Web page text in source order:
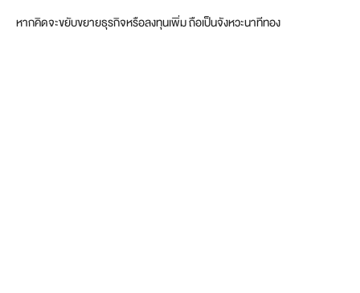
หากคิดจะขยับขยายธุรกิจหรือลงทุนเพิ่ม ถือเป็นจังหวะนาทีทอง